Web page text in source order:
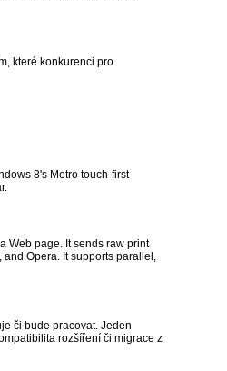
které konkurenci pro
8's Metro touch-first
Web page. It sends raw print
and Opera. It supports parallel,
či bude pracovat. Jeden
rozšíření či migrace z